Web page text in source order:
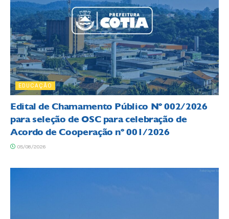
EDUCAÇÃO
Edital de Chamamento Público Nº 002/2026
para seleção de OSC para celebração de
Acordo de Cooperação nº 001/2026
05/08/2026